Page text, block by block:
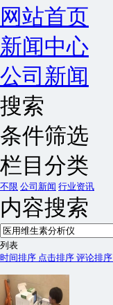
网站首页
新闻中心
公司新闻
搜索
条件筛选
栏目分类
不限 公司新闻 行业资讯
内容搜索
列表
时间排序 点击排序 评论排序